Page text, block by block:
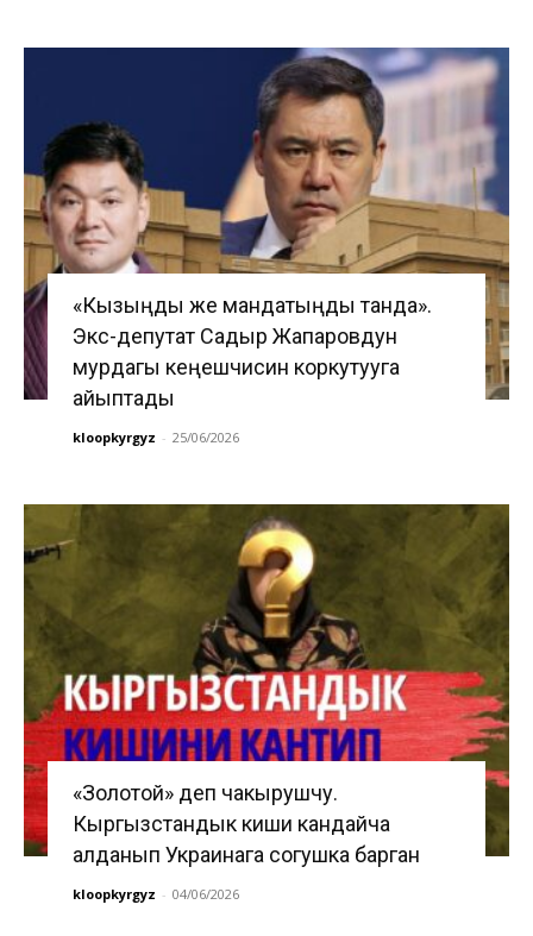
«Кызыңды же мандатыңды танда».
Экс-депутат Садыр Жапаровдун
мурдагы кеңешчисин коркутууга
айыптады
kloopkyrgyz - 25/06/2026
«Золотой» деп чакырушчу.
Кыргызстандык киши кандайча
алданып Украинага согушка барган
kloopkyrgyz - 04/06/2026